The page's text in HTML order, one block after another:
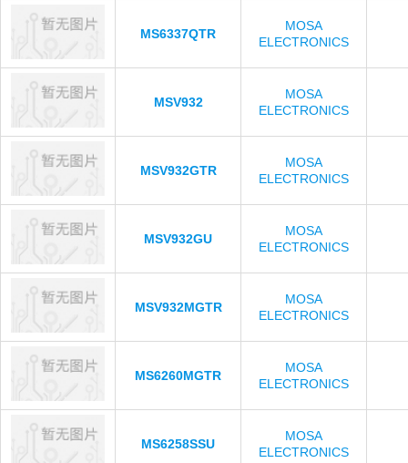
MS6337QTR
MOSA
ELECTRONICS
MSV932
MOSA
ELECTRONICS
MSV932GTR
MOSA
ELECTRONICS
MSV932GU
MOSA
ELECTRONICS
MSV932MGTR
MOSA
ELECTRONICS
MS6260MGTR
MOSA
ELECTRONICS
MS6258SSU
MOSA
ELECTRONICS